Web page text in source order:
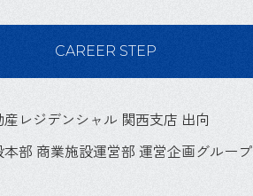
CAREER STEP
レジデンシャル 関西支店 出向
本部 商業施設運営部 運営企画グループ